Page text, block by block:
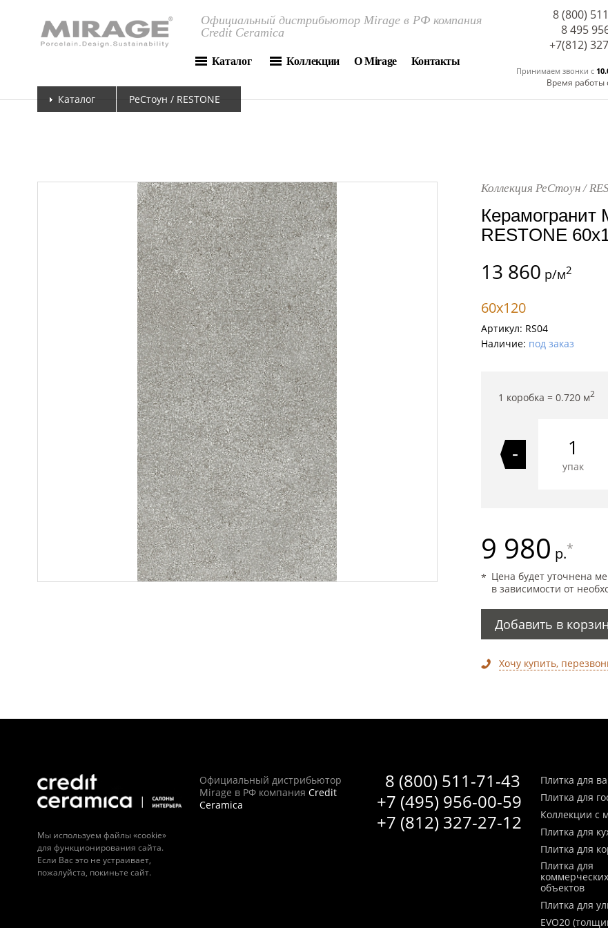
Официальный дистрибьютор Mirage в РФ компания
Credit Ceramica
Каталог Коллекции О Mirage Контакты
8 (800)
8 495
Принимаем звонки c
Время работы
+7(812)
Каталог РеСтоун / RESTONE
Коллекция РеСтоун /
Керамогранит
RESTONE
13 860 р/м2
60x120
Артикул: RS04
Наличие: под заказ
1 коробка = 0.720м2
-
упак
9 980 р.*
Цена будет уточнена
в зависимости от
Добавить в
Хочу купить,
Мы используем файлы «cookie»
для функционирования сайта.
Если Вас это не устраивает,
пожалуйста, покиньте сайт.
8 (800) 511-71-43
+7 (495) 956-00-59
+7 (812) 327-27-12
Официальный дистрибьютор
Mirage в РФ компания Credit
Ceramica
Плитка для
Плитка для
Коллекции с
Плитка для
Плитка для
Плитка для
коммерческих
объектов
Плитка для
EVO20